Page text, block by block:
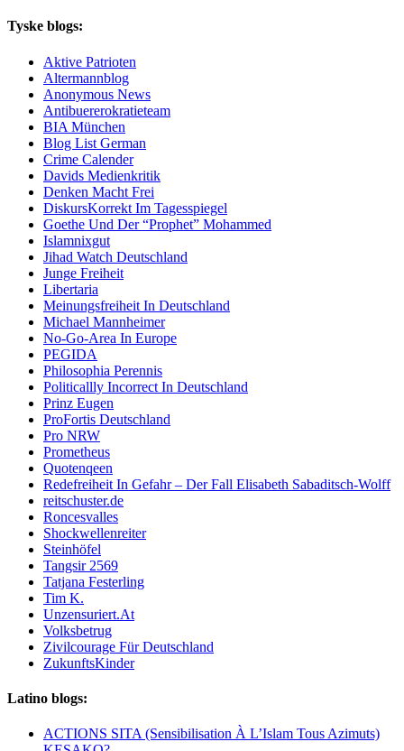
Tyske blogs:
Aktive Patrioten
Altermannblog
Anonymous News
Antibuererokratieteam
BIA München
Blog List German
Crime Calender
Davids Medienkritik
Denken Macht Frei
DiskursKorrekt Im Tagesspiegel
Goethe Und Der “Prophet” Mohammed
Islamnixgut
Jihad Watch Deutschland
Junge Freiheit
Libertaria
Meinungsfreiheit In Deutschland
Michael Mannheimer
No-Go-Area In Europe
PEGIDA
Philosophia Perennis
Politicallly Incorrect In Deutschland
Prinz Eugen
ProFortis Deutschland
Pro NRW
Prometheus
Quotenqeen
Redefreiheit In Gefahr – Der Fall Elisabeth Sabaditsch-Wolff
reitschuster.de
Roncesvalles
Shockwellenreiter
Steinhöfel
Tangsir 2569
Tatjana Festerling
Tim K.
Unzensuriert.At
Volksbetrug
Zivilcourage Für Deutschland
ZukunftsKinder
Latino blogs:
ACTIONS SITA (Sensibilisation À L’Islam Tous Azimuts)